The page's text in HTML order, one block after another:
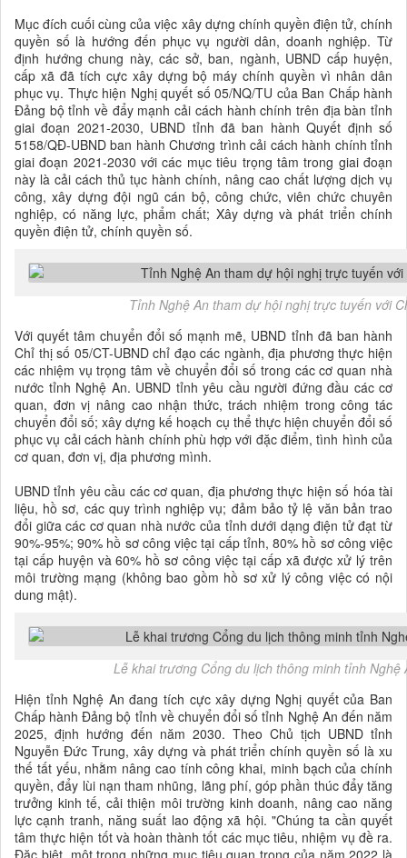
Mục đích cuối cùng của việc xây dựng chính quyền điện tử, chính
quyền số là hướng đến phục vụ người dân, doanh nghiệp. Từ
định hướng chung này, các sở, ban, ngành, UBND cấp huyện,
cấp xã đã tích cực xây dựng bộ máy chính quyền vì nhân dân
phục vụ. Thực hiện Nghị quyết số 05/NQ/TU của Ban Chấp hành
Đảng bộ tỉnh về đẩy mạnh cải cách hành chính trên địa bàn tỉnh
giai đoạn 2021-2030, UBND tỉnh đã ban hành Quyết định số
5158/QĐ-UBND ban hành Chương trình cải cách hành chính tỉnh
giai đoạn 2021-2030 với các mục tiêu trọng tâm trong giai đoạn
này là cải cách thủ tục hành chính, nâng cao chất lượng dịch vụ
công, xây dựng đội ngũ cán bộ, công chức, viên chức chuyên
nghiệp, có năng lực, phẩm chất; Xây dựng và phát triển chính
quyền điện tử, chính quyền số.
Tỉnh Nghệ An tham dự hội nghị trực tuyến với
Với quyết tâm chuyển đổi số mạnh mẽ, UBND tỉnh đã ban hành
Chỉ thị số 05/CT-UBND chỉ đạo các ngành, địa phương thực hiện
các nhiệm vụ trọng tâm về chuyển đổi số trong các cơ quan nhà
nước tỉnh Nghệ An. UBND tỉnh yêu cầu người đứng đầu các cơ
quan, đơn vị nâng cao nhận thức, trách nhiệm trong công tác
chuyển đổi số; xây dựng kế hoạch cụ thể thực hiện chuyển đổi số
phục vụ cải cách hành chính phù hợp với đặc điểm, tình hình của
cơ quan, đơn vị, địa phương mình.
UBND tỉnh yêu cầu các cơ quan, địa phương thực hiện số hóa tài
liệu, hồ sơ, các quy trình nghiệp vụ; đảm bảo tỷ lệ văn bản trao
đổi giữa các cơ quan nhà nước của tỉnh dưới dạng điện tử đạt từ
90%-95%; 90% hồ sơ công việc tại cấp tỉnh, 80% hồ sơ công việc
tại cấp huyện và 60% hồ sơ công việc tại cấp xã được xử lý trên
môi trường mạng (không bao gồm hồ sơ xử lý công việc có nội
dung mật).
Lễ khai trương Cổng du lịch thông minh tỉnh Nghệ
Hiện tỉnh Nghệ An đang tích cực xây dựng Nghị quyết của Ban
Chấp hành Đảng bộ tỉnh về chuyển đổi số tỉnh Nghệ An đến năm
2025, định hướng đến năm 2030. Theo Chủ tịch UBND tỉnh
Nguyễn Đức Trung, xây dựng và phát triển chính quyền số là xu
thế tất yếu, nhằm nâng cao tính công khai, minh bạch của chính
quyền, đẩy lùi nạn tham nhũng, lãng phí, góp phần thúc đẩy tăng
trưởng kinh tế, cải thiện môi trường kinh doanh, nâng cao năng
lực cạnh tranh, năng suất lao động xã hội. "Chúng ta cần quyết
tâm thực hiện tốt và hoàn thành tốt các mục tiêu, nhiệm vụ đề ra.